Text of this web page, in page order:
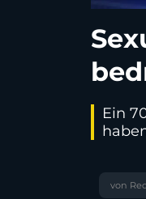
Ein
von